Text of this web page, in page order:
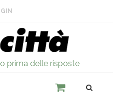
prima delle risposte